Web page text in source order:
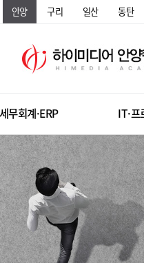
안양 구리 일산 동탄
무회계·ERP IT·프